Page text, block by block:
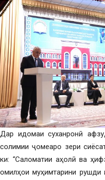
Дар идомаи суханронӣ
солимии ҷомеаро зери
ки: “Саломатии аҳолӣ ва
омилҳои муҳимтарини рушди